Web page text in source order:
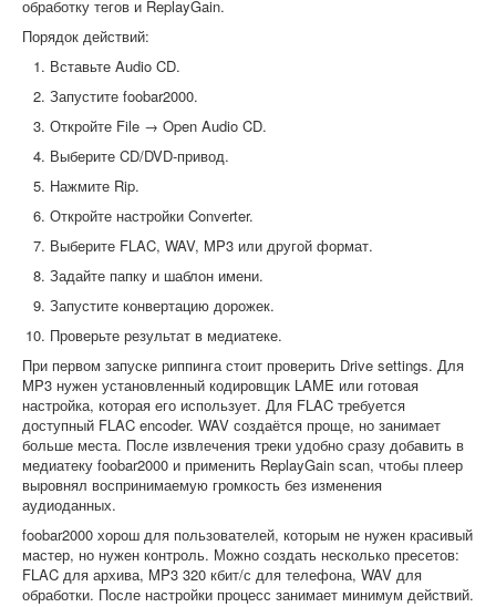
обработку тегов и ReplayGain.
Порядок действий:
Вставьте Audio CD.
Запустите foobar2000.
Откройте File → Open Audio CD.
Выберите CD/DVD-привод.
Нажмите Rip.
Откройте настройки Converter.
Выберите FLAC, WAV, MP3 или другой формат.
Задайте папку и шаблон имени.
Запустите конвертацию дорожек.
Проверьте результат в медиатеке.
При первом запуске риппинга стоит проверить Drive settings. Для
MP3 нужен установленный кодировщик LAME или готовая
настройка, которая его использует. Для FLAC требуется
доступный FLAC encoder. WAV создаётся проще, но занимает
больше места. После извлечения треки удобно сразу добавить в
медиатеку foobar2000 и применить ReplayGain scan, чтобы плеер
выровнял воспринимаемую громкость без изменения
аудиоданных.
foobar2000 хорош для пользователей, которым не нужен красивый
мастер, но нужен контроль. Можно создать несколько пресетов:
FLAC для архива, MP3 320 кбит/с для телефона, WAV для
обработки. После настройки процесс занимает минимум действий.